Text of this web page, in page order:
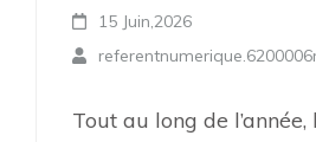
15 Juin,2026
Tout au long de l’année,